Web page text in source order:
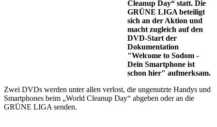
Cleanup Day“ statt. Die
GRÜNE LIGA beteiligt
sich an der Aktion und
macht zugleich auf den
DVD-Start der
Dokumentation
"Welcome to Sodom -
Dein Smartphone ist
schon hier" aufmerksam.
Zwei DVDs werden unter allen verlost, die ungenutzte Handys und
Smartphones beim „World Cleanup Day“ abgeben oder an die
GRÜNE LIGA senden.